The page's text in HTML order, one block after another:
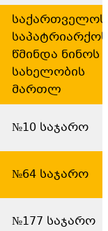
საქართველოს
საპატრიარქოს
წმინდა ნინოს
სახელობის
მართლ
№10 საჯარო
№64 საჯარო
№177 საჯარო